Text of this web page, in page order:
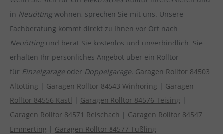
in Neuöttingwohnen, sprechen Sie mit uns. Unsere
Fachberatung kommt direkt zu Ihnen vor Ort nach
Neuöttingund berät Sie kostenlos und unverbindlich. Sie
erhalten Ihr persönliches Angebot über ein Rolltor
für Einzelgarage oder Doppelgarage. Garagen Rolltor 84503
Altötting | Garagen Rolltor 84543 Winhöring | Garagen
Rolltor 84556 Kastl | Garagen Rolltor 84576 Teising |
Garagen Rolltor 84571 Reischach | Garagen Rolltor 84547
Emmerting | Garagen Rolltor 84577 Tüßling